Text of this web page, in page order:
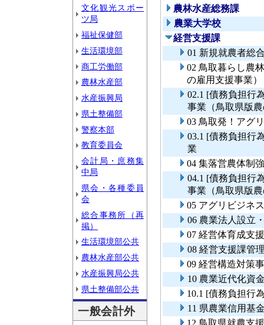
文化観光スポー
ツ局
福祉保健部
生活環境部
商工労働部
農林水産部
水産振興局
県土整備部
警察本部
教育委員会
会計局・庶務集
中局
県会・各種委員
会
総合事務所（再
掲）
生活環境部公共
農林水産部公共
水産振興局公共
県土整備部公共
一般会計外
農林水産総務課
農業大学校
経営支援課
01 新規就農者総
02 鳥取暮らし農
の雇用支援事業）
02.1 [債務負担行
事業（鳥取県版
03 鳥取発！アグ
03.1 [債務負担行
業
04 集落営農体制
04.1 [債務負担行
事業（鳥取県版
05 アグリビジネ
06 農業法人設立
07 経営体育成支
08 経営支援課管
09 経営構造対策
10 農業近代化資
10.1 [債務負担行
11 県農業信用基